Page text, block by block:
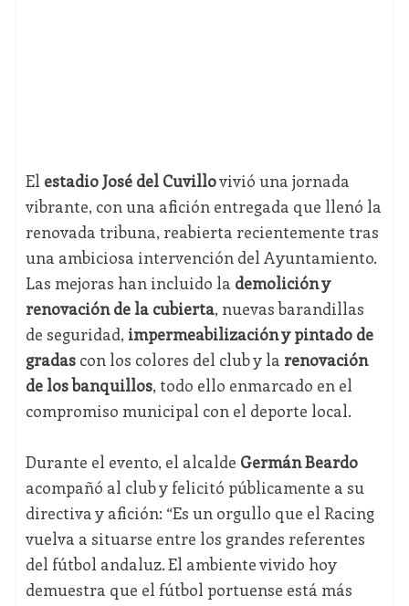
El estadio José del Cuvillovivió una jornada
vibrante, con una afición entregada que llenó la
renovada tribuna, reabierta recientemente tras
una ambiciosa intervención del Ayuntamiento.
Las mejoras han incluido la demolición y
renovación de la cubierta, nuevas barandillas
de seguridad, impermeabilización y pintado de
gradascon los colores del club y la renovación
de los banquillos, todo ello enmarcado en el
compromiso municipal con el deporte local.
Durante el evento, el alcalde Germán Beardo
acompañó al club y felicitó públicamente a su
directiva y afición: “Es un orgullo que el Racing
vuelva a situarse entre los grandes referentes
del fútbol andaluz. El ambiente vivido hoy
demuestra que el fútbol portuense está más